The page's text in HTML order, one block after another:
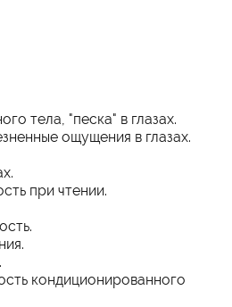
тела, "песка" в глазах.
ощущения в глазах.
при чтении.
кондиционированного